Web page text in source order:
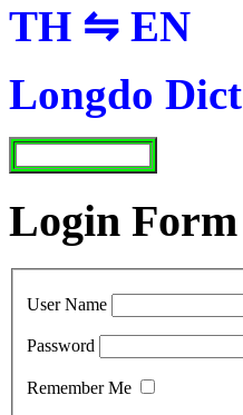
TH ⇋ EN
Longdo Dict
Login Form
User Name
Password
Remember Me